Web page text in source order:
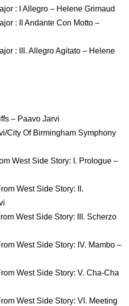
: I Allegro – Helene Grimaud
: II Andante Con Motto –
: III. Allegro Agitato – Helene
– Paavo Jarvi
City Of Birmingham Symphony
West Side Story: I. Prologue –
West Side Story: II.
West Side Story: III. Scherzo
West Side Story: IV. Mambo –
West Side Story: V. Cha-Cha
West Side Story: VI. Meeting